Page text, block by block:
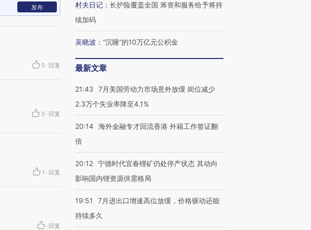
发布
5 · 回复
3 · 回复
1 · 回复
· 回复
村夫日记 ： 长护险覆盖全国 筹资和服务给予将持
续加码
吴晓波 ： “沉睡”的10万亿元公积金
最新文章
21:43
7月美国劳动力市场意外放缓 岗位减少
2.3万个失业率降至4.1%
20:14 海外金融专才回流香港 外籍工作签证翻
倍
20:12 宁德时代宜春锂矿仍处停产状态 其动向
影响国内锂资源供需格局
19:51
7月进出口增速高位放缓，价格驱动还能
持续多久